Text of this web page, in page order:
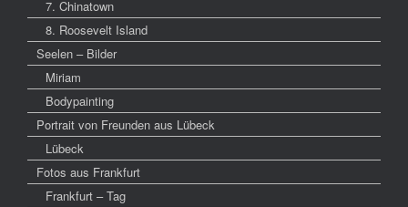
7. Chinatown
8. Roosevelt Island
Seelen – Bilder
Miriam
Bodypainting
Portrait von Freunden aus Lübeck
Lübeck
Fotos aus Frankfurt
Frankfurt – Tag